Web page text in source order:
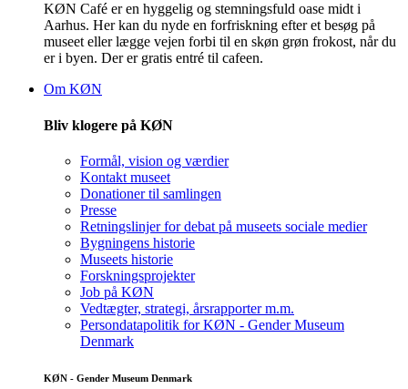
KØN Café er en hyggelig og stemningsfuld oase midt i
Aarhus. Her kan du nyde en forfriskning efter et besøg på
museet eller lægge vejen forbi til en skøn grøn frokost, når du
er i byen. Der er gratis entré til cafeen.
Om KØN
Bliv klogere på KØN
Formål, vision og værdier
Kontakt museet
Donationer til samlingen
Presse
Retningslinjer for debat på museets sociale medier
Bygningens historie
Museets historie
Forskningsprojekter
Job på KØN
Vedtægter, strategi, årsrapporter m.m.
Persondatapolitik for KØN - Gender Museum
Denmark
KØN - Gender Museum Denmark